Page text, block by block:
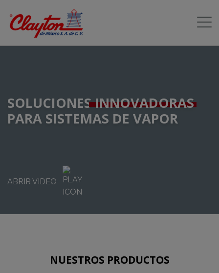
SOLUCIONESINNOVADORAS
PARA SISTEMAS DE VAPOR
ABRIR VIDEO
NUESTROS PRODUCTOS